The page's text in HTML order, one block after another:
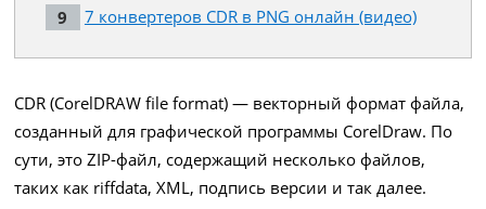
7 конвертеров CDR в PNG онлайн (видео)
CDR (CorelDRAW file format) — векторный формат файла,
созданный для графической программы CorelDraw. По
сути, это ZIP-файл, содержащий несколько файлов,
таких как riffdata, XML, подпись версии и так далее.